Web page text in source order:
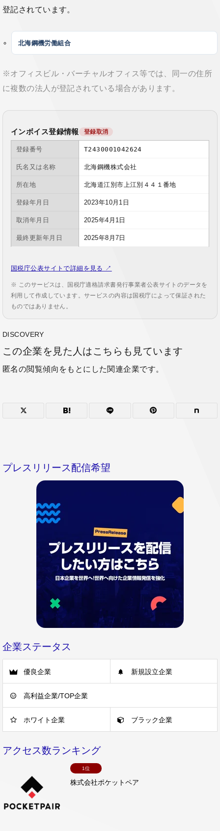
登記されています。
北海鋼機労働組合
※オフィスビル・バーチャルオフィス等では、同一の住所
に複数の法人が登記されている場合があります。
インボイス登録情報 登録取消
登録番号 T2430001042624
氏名又は名称 北海鋼機株式会社
所在地 北海道江別市上江別４４１番地
登録年月日 2023年10月1日
取消年月日 2025年4月1日
最終更新年月日 2025年8月7日
国税庁公表サイトで詳細を見る ↗
※ このサービスは、国税庁適格請求書発行事業者公表サイトのデータを
利用して作成しています。サービスの内容は国税庁によって保証された
ものではありません。
DISCOVERY
この企業を見た人はこちらも見ています
匿名の閲覧傾向をもとにした関連企業です。
プレスリリース配信希望
企業ステータス
優良企業 新規設立企業
高利益企業/TOP企業
ホワイト企業 ブラック企業
アクセス数ランキング
1位
株式会社ポケットペア